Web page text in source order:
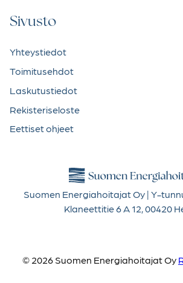
Sivusto
Yhteystiedot
Toimitusehdot
Laskutustiedot
Rekisteriseloste
Eettiset ohjeet
Suomen Energiahoitajat Oy | Y-
Klaneettitie 6 A 12, 00420
© 2026 Suomen Energiahoitajat Oy